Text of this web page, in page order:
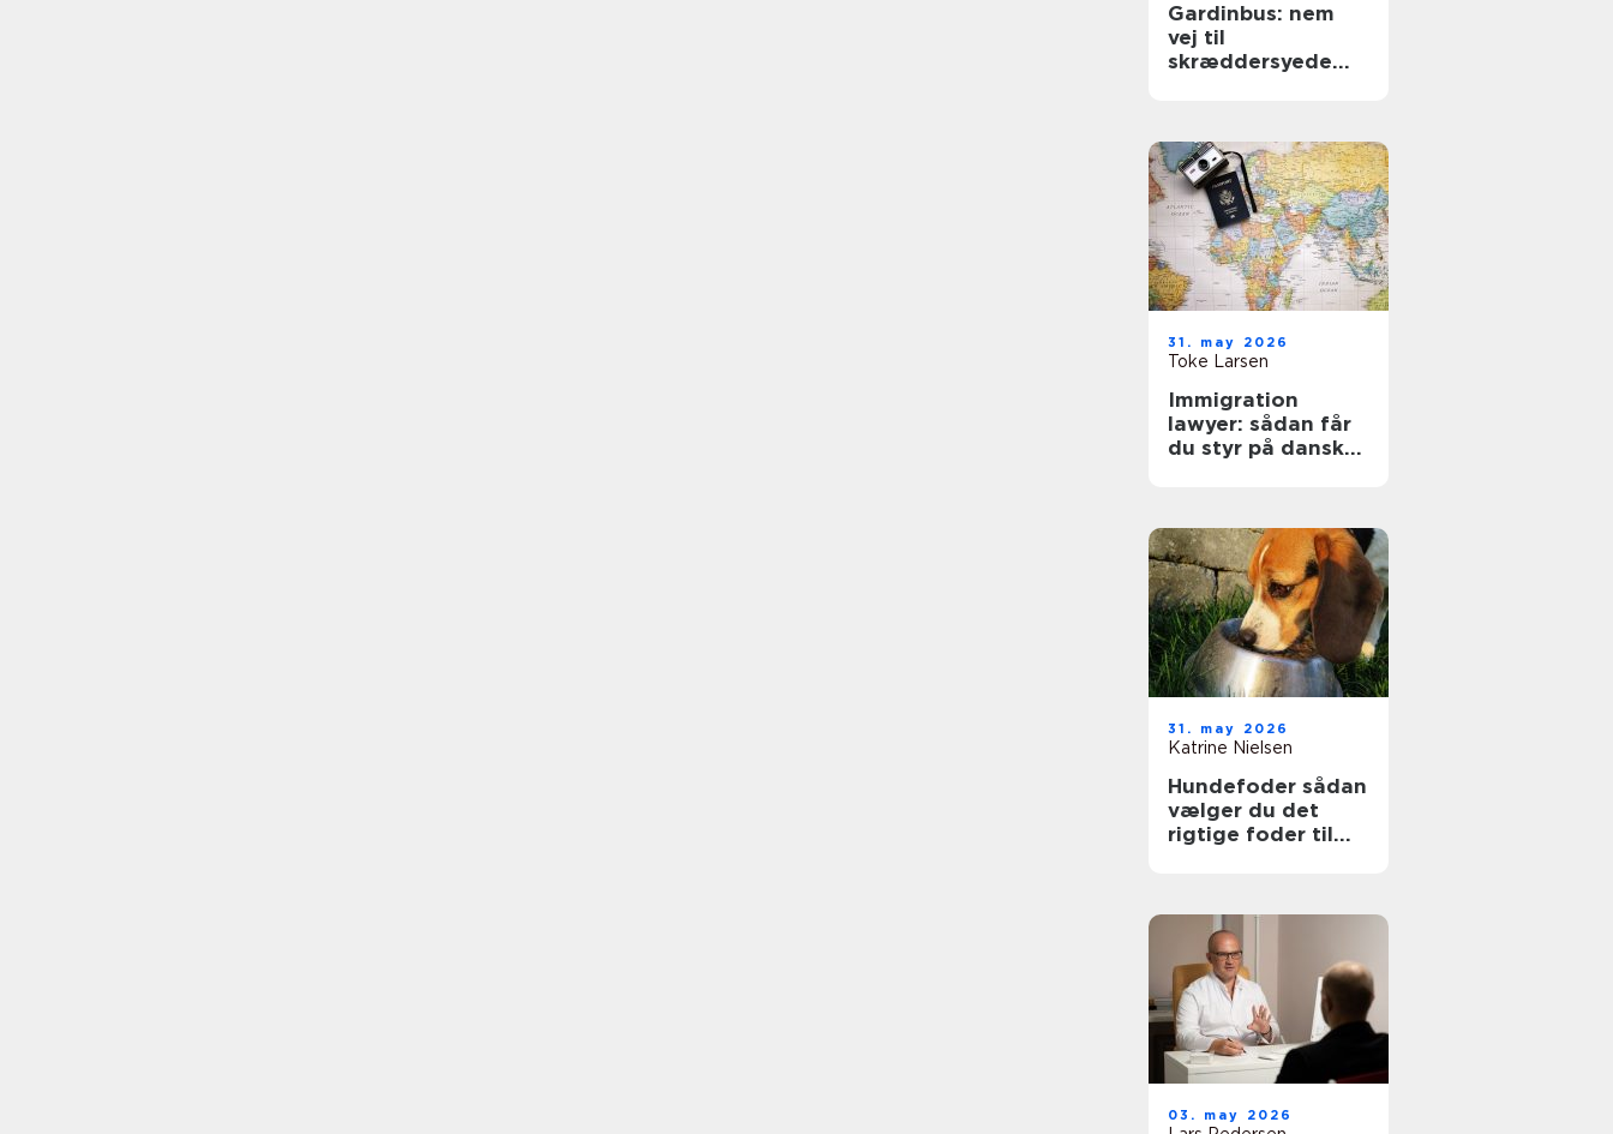
Gardinbus: nem
vej til
skræddersyede
31. may 2026
Toke Larsen
Immigration
lawyer: sådan får
du styr på dansk
31. may 2026
Katrine Nielsen
Hundefoder sådan
vælger du det
rigtige foder til
03. may 2026